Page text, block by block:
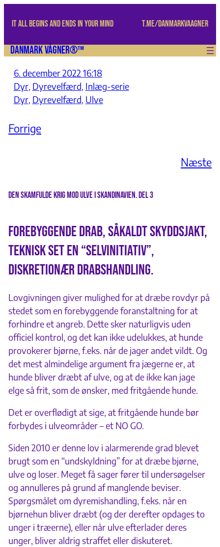
IT ALL BEGINS AND ENDS IN YOUR MIND t.me/danmarkvaagner
Danmark Vågner®™
6. december 2022 16:18
Dyr, Dyrevelfærd, Inlæg-serie
Dyr, Dyrevelfærd, Ulve
Forrige
Næste
Den skamfulde krig mod ulve i Skandinavien. Del 3
Forebyggende drab, såkaldt skyddsjakt,
teknisk set en “selvinitiativ”,
diskretionær drabshandling.
Lovgivningen giver mulighed for at dræbe rovdyr på
stedet som en forebyggende foranstaltning for at
forhindre et angreb. Dette sker naturligvis uden
officiel kontrol, og det kan ikke udelukkes, at hunde
provokerer bjørne, f.eks. når de jager andet vildt. Og
det mest almindelige argument fra jægerne er, at
hunde bliver dræbt af ulve, og at de ikke kan jage
elge så frit, som de ønsker, med fritgående hunde.
Det er overflødigt at sige, at fritgående hunde bør
forbydes i ulveområder – et NO GO.
Siden 2010 er denne lov i alarmerende grad blevet
brugt som en “undskyldning” for at dræbe bjørne,
ulve og loser. Meget få sager fører til undersøgelser
og annulleres på grund af manglende beviser.
Spørgsmålet om dyremishandling, f.eks. når en
bjørnehun bliver dræbt (og der derefter opdages to
unger i træerne), eller når ulve efterlader deres
unger, bliver aldrig straffet eller diskuteret.